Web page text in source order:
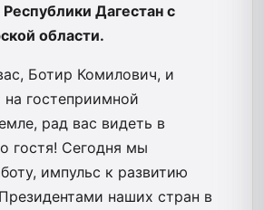
Дагестан с
области.
Ботир Комилович, и
на гостеприимной
рад вас видеть в
гостя! Сегодня мы
импульс к развитию
наших стран в